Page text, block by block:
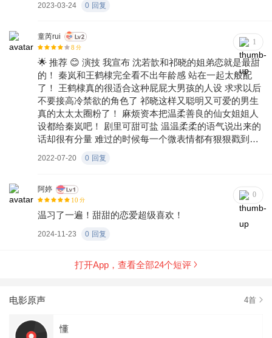
2023-03-24 0 回复
童芮rui
8 分
1
🌟 推荐 😊 演技 我宣布 沈若歆和祁晓的姐弟恋就是最甜
的！ 秦岚和王鹤棣完全看不出年龄感 站在一起太般配
了！ 王鹤棣真的很适合这种屁屁大男孩的人设 求求以后
不要接高冷禁欲的角色了 祁晓这样又聪明又可爱的男生
真的太太太圈粉了！ 麻烦资本把温柔善良的仙女姐姐人
设都给秦岚吧！ 剧里可甜可盐 温温柔柔的语气说出来的
话却很有分量 难过的时候每一个微表情都有狠狠戳到我
每一个人的妆都突出了演员本身的长相 又符合角色本身
红唇大波浪半永久！ 🎉闪光点 这部剧很真实地展现了女
性在职场上的性别** 很惊喜的一点在于没有给女主金手
指 沈若歆凭借自己的能力和经验一步步解决问题 而且任
何人物的任何行为都是有原因的 剧情发展也很流畅 偶尔
出现的一些夸张处理也恰到好处 😭 哭点 刘沛从公司离
点 看到一位老江湖的不甘与无奈 片尾沈若歆说的话也有
2022-07-20 0 回复
阿婷
10 分
0
温习了一遍！甜甜的恋爱超级喜欢！
2024-11-23 0 回复
打开App，查看全部24个短评
电影原声 4首
懂